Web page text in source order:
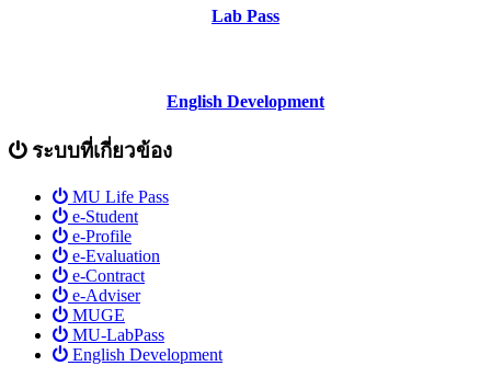
Lab Pass
English Development
ระบบที่เกี่ยวข้อง
MU Life Pass
e-Student
e-Profile
e-Evaluation
e-Contract
e-Adviser
MUGE
MU-LabPass
English Development